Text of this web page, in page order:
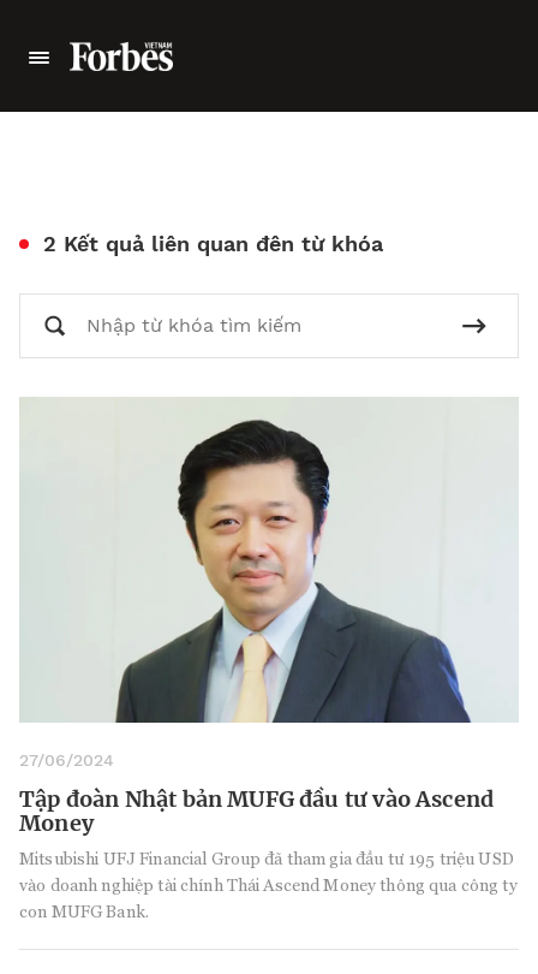
2 Kết quả liên quan đên từ khóa
27/06/2024
Tập đoàn Nhật bản MUFG đầu tư vào Ascend
Money
Mitsubishi UFJ Financial Group đã tham gia đầu tư 195 triệu USD
vào doanh nghiệp tài chính Thái Ascend Money thông qua công ty
con MUFG Bank.